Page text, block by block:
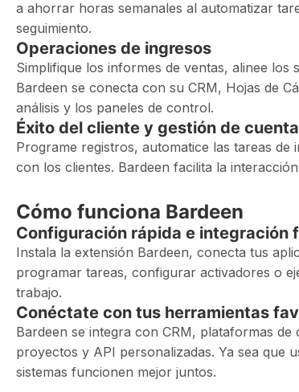
a ahorrar horas semanales al automatizar
seguimiento.
Operaciones de ingresos
Simplifique los informes de ventas, alinee
Bardeen se conecta con su CRM, Hojas de
análisis y los paneles de control.
Éxito del cliente y gestión de
Programe registros, automatice las tareas
con los clientes. Bardeen facilita la
Cómo funciona Bardeen
Configuración rápida e integración
Instala la extensión Bardeen, conecta tus
programar tareas, configurar activadores o
trabajo.
Conéctate con tus herramientas
Bardeen se integra con CRM, plataformas
proyectos y API personalizadas. Ya sea que
sistemas funcionen mejor juntos.